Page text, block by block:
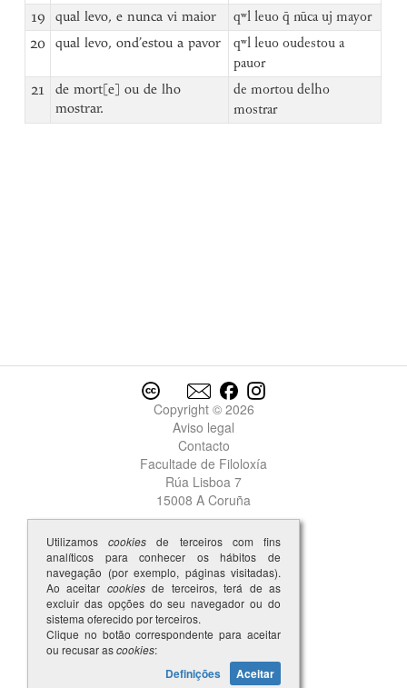
19 qual levo, e nunca vi maior qʷl leuo q̄ nūca uj mayor
20 qual levo, ond’estou a pavor
qʷl leuo oudestou a
pauor
21
de mort[e] ou de lho
mostrar.
de mortou delho
mostrar
Copyright © 2026
Aviso legal
Contacto
Facultade de Filoloxía
Rúa Lisboa 7
15008 A Coruña
Utilizamoscookies de terceiros com fins
analíticos para conhecer os hábitos de
navegação (por exemplo, páginas visitadas).
Ao aceitar cookiesde terceiros, terá de as
excluir das opções do seu navegador ou do
sistema oferecido por terceiros.
Clique no botão correspondente para aceitar
ou recusar ascookies:
Definições Aceitar